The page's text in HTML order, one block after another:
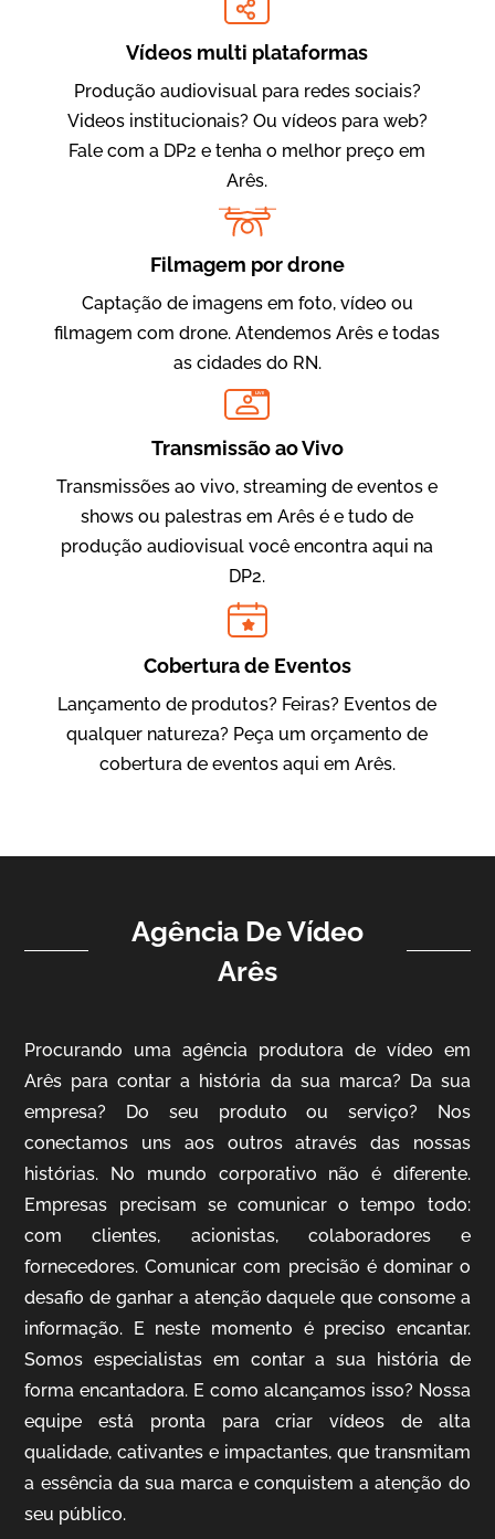
Amigo Edu
Evolucional
Vídeos para Treinamentos
IBCC
Vídeo Institucional
Vídeo Institucional
IQVIA
Cobertura de Eventos
Vídeos multi plataformas
Produção audiovisual para redes sociais?
Videos institucionais? Ou vídeos para web?
Fale com a DP2 e tenha o melhor preço em
Arês.
Filmagem por drone
Captação de imagens em foto, vídeo ou
filmagem com drone. Atendemos Arês e todas
as cidades do RN.
LIVE
Transmissão ao Vivo
Transmissões ao vivo, streaming de eventos e
shows ou palestras em Arês é e tudo de
produção audiovisual você encontra aqui na
DP2.
Cobertura de Eventos
Lançamento de produtos? Feiras? Eventos de
qualquer natureza? Peça um orçamento de
cobertura de eventos aqui em Arês.
Agência De Vídeo
Arês
Procurando uma agência produtora de vídeo em
Arês para contar a história da sua marca? Da sua
empresa? Do seu produto ou serviço? Nos
conectamos uns aos outros através das nossas
histórias. No mundo corporativo não é diferente.
Empresas precisam se comunicar o tempo todo:
com clientes, acionistas, colaboradores e
fornecedores. Comunicar com precisão é dominar o
desafio de ganhar a atenção daquele que consome a
informação. E neste momento é preciso encantar.
Somos especialistas em contar a sua história de
forma encantadora. E como alcançamos isso? Nossa
equipe está pronta para criar vídeos de alta
qualidade, cativantes e impactantes, que transmitam
a essência da sua marca e conquistem a atenção do
seu público.